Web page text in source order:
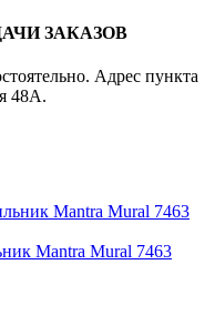
ЗАКАЗОВ
Адрес пункта
48А.
Mantra Mural 7463